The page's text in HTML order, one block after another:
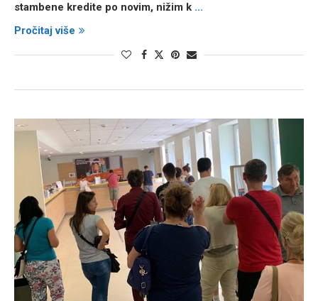
stambene kredite po novim, nižim k ...
Pročitaj više